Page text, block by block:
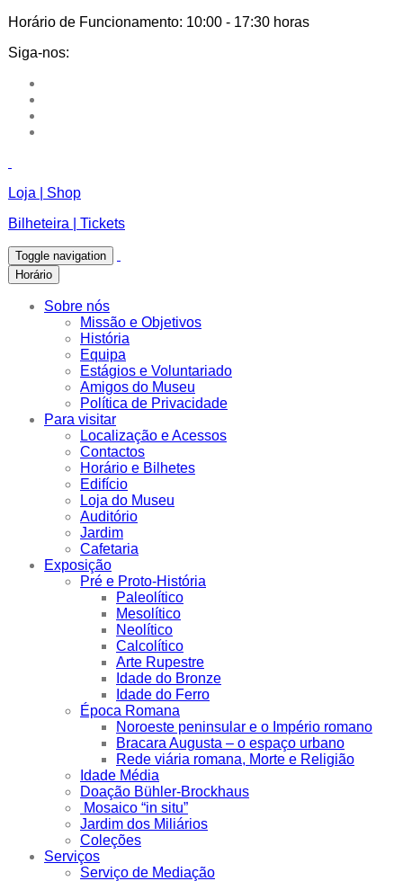
Horário de Funcionamento: 10:00 - 17:30 horas
Siga-nos:
Loja | Shop
Bilheteira | Tickets
Toggle navigation
Horário
Sobre nós
Missão e Objetivos
História
Equipa
Estágios e Voluntariado
Amigos do Museu
Política de Privacidade
Para visitar
Localização e Acessos
Contactos
Horário e Bilhetes
Edifício
Loja do Museu
Auditório
Jardim
Cafetaria
Exposição
Pré e Proto-História
Paleolítico
Mesolítico
Neolítico
Calcolítico
Arte Rupestre
Idade do Bronze
Idade do Ferro
Época Romana
Noroeste peninsular e o Império romano
Bracara Augusta – o espaço urbano
Rede viária romana, Morte e Religião
Idade Média
Doação Bühler-Brockhaus
Mosaico “in situ”
Jardim dos Miliários
Coleções
Serviços
Serviço de Mediação